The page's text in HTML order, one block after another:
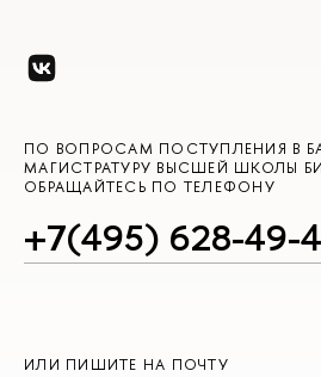
ПО ВОПРОСАМ ПОСТУПЛЕНИЯ В
МАГИСТРАТУРУ ВЫСШЕЙ ШКОЛЫ
ОБРАЩАЙТЕСЬ ПО ТЕЛЕФОНУ
+7(495) 628-49-
ИЛИ ПИШИТЕ НА ПОЧТУ